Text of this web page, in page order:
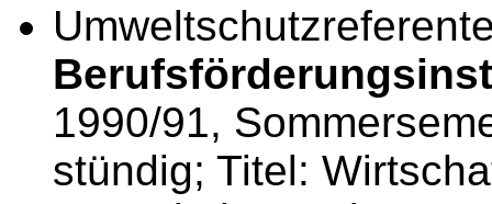
1990/91,
stündig; Titel: